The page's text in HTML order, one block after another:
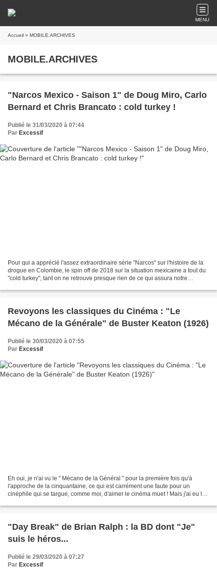
MENU
Accueil » MOBILE.ARCHIVES
MOBILE.ARCHIVES
"Narcos Mexico - Saison 1" de Doug Miro, Carlo
Bernard et Chris Brancato : cold turkey !
Publié le 31/03/2020 à 07:44
Par Excessif
Pour qui a apprécié l'assez extraordinaire série "Narcos" sur l'histoire de la
drogue en Colombie, le spin off de 2018 sur la situation mexicaine a tout du
"cold turkey", tant on ne retrouve presque rien de ce qui assura notre
Revoyons les classiques du Cinéma : "Le
Mécano de la Générale" de Buster Keaton (1926)
Publié le 30/03/2020 à 07:55
Par Excessif
Eh oui, je n'ai vu le " Mécano de la Général " pour la première fois qu'à
l'approche de la cinquantaine, ce qui est carrément une faute pour un
cinéphile qui se targue, comme moi, d'aimer le cinéma muet ! Mais j'ai eu la
"Day Break" de Brian Ralph : la BD dont "Je"
suis le héros...
Publié le 29/03/2020 à 07:27
Par Excessif